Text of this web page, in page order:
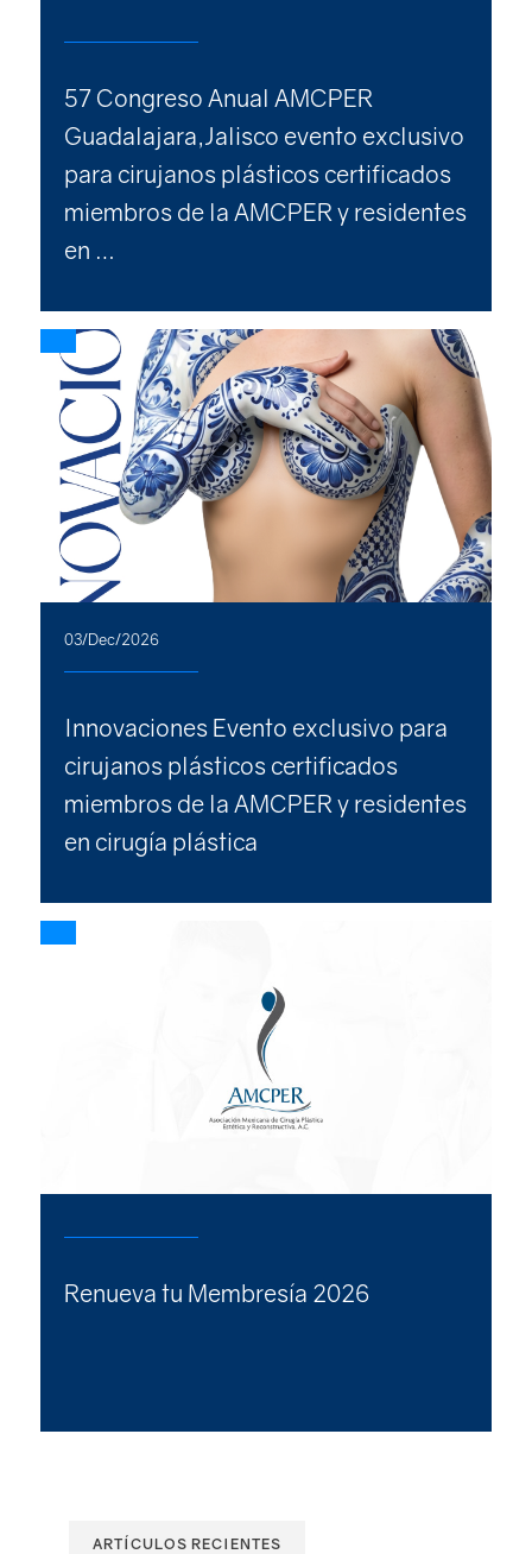
57 Congreso Anual AMCPER
Guadalajara,Jalisco evento exclusivo
para cirujanos plásticos certificados
miembros de la AMCPER y residentes
en …
03/Dec/2026
Innovaciones Evento exclusivo para
cirujanos plásticos certificados
miembros de la AMCPER y residentes
en cirugía plástica
Renueva tu Membresía 2026
ARTÍCULOS RECIENTES